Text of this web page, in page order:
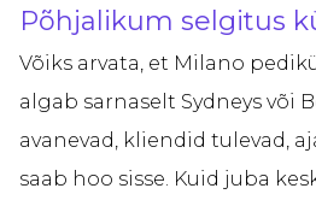
Põhjalikum selgitus
Võiks arvata, et Milano
algab sarnaselt Sydneys või
avanevad, kliendid tulevad,
saab hoo sisse. Kuid juba